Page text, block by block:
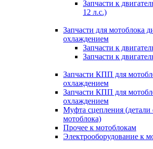
Запчасти к
12 л.с.)
Запчасти для мотоблока
охлаждением
Запчасти к
Запчасти к
Запчасти КПП для
охлаждением
Запчасти КПП для
охлаждением
Муфта сцепления (детали
мотоблока)
Прочее к мотоблокам
Электрооборудование к